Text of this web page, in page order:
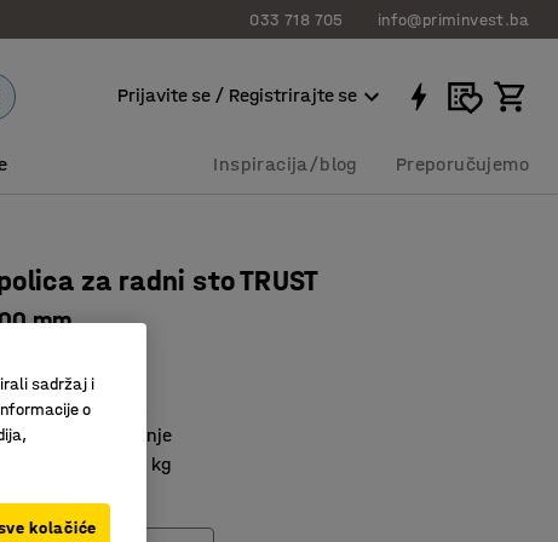
033 718 705 info@priminvest.ba
Prijavite se / Registrirajte se
Inspiracija/blog Preporučujemo
za radni sto TRUST
mm
svoj radni stol!
za spremanje
nosivost 50 kg
sadržaj i
o
kolačiće